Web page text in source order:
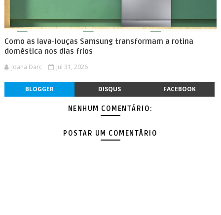
Como as lava-louças Samsung transformam a rotina
doméstica nos dias frios
Joana Darc Jul 31, 2026
BLOGGER DISQUS FACEBOOK
NENHUM COMENTÁRIO:
POSTAR UM COMENTÁRIO